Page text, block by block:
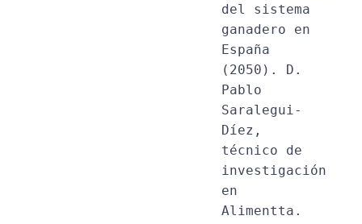
del sistema
ganadero en
España
(2050). D.
Pablo
Saralegui-
Díez,
técnico de
investigación
en
Alimentta.